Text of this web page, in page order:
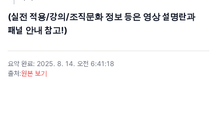
(실전 적용/강의/조직문화 정보 등은 영상 설명란과
패널 안내 참고!)
요약 완료: 2025. 8. 14. 오전 6:41:18
출처:원본 보기